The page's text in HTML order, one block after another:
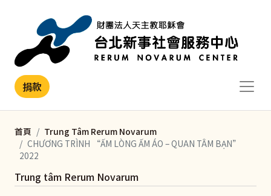
捐款
首頁
Trung Tâm Rerum Novarum
CHƯƠNG TRÌNH “ẤM LÒNG ẤM ÁO – QUAN TÂM BẠN”
2022
Trung tâm Rerum Novarum